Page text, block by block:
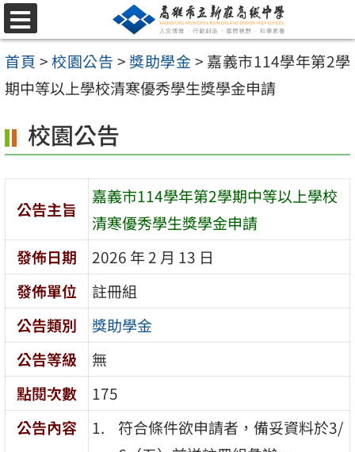
跳
至
主
要
容
區
選
單
首頁 >校園公告 > 獎助學金> 嘉義市114學年第2學
期中等以上學校清寒優秀學生獎學金申請
校園公告
公告主旨
嘉義市114學年第2學期中等以上學校
清寒優秀學生獎學金申請
發佈日期
2026 年 2 月 13 日
發佈單位
註冊組
公告類別
獎助學金
公告等級
無
點閱次數
175
公告內容
符合條件欲申請者，備妥資料於3/